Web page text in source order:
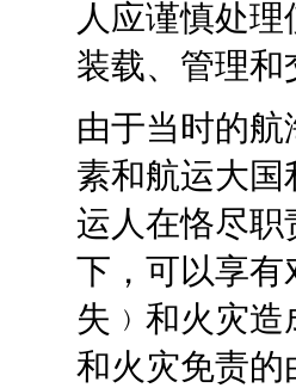
人应谨慎处
装载、管理和
由于当时的
素和航运大
运人在恪尽职
下，可以享有
失﹚和火灾
和火灾免责的